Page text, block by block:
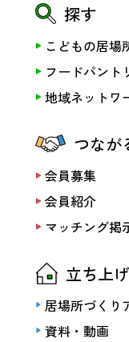
探す
こどもの居場
フードパント
地域ネットワ
つなが
会員募集
会員紹介
マッチング掲
立ち上
居場所づくり
資料・動画